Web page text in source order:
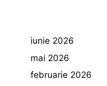
iunie 2026
mai 2026
februarie 2026